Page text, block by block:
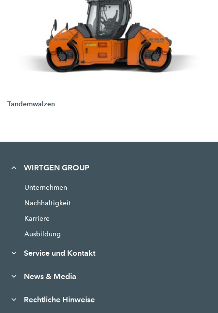
Tandemwalzen
WIRTGEN GROUP
Unternehmen
Nachhaltigkeit
Karriere
Ausbildung
Service und Kontakt
News & Media
Rechtliche Hinweise